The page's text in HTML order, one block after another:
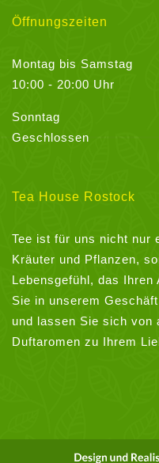
Öffnungszeiten
Montag bis Samstag
10:00 - 20:00 Uhr
Sonntag
Geschlossen
Tea House Rostock
Tee ist für uns nicht nur
Kräuter und Pflanzen,
Lebensgefühl, das
Sie in unserem
und lassen Sie sich von
Duftaromen zu Ihrem